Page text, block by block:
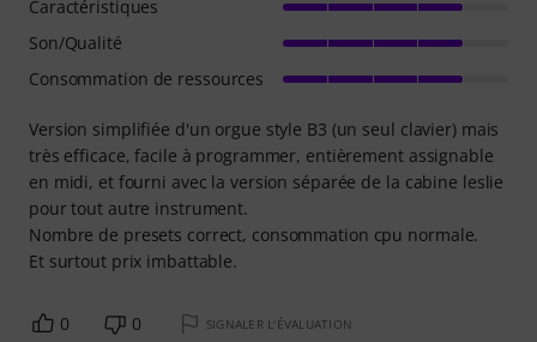
Version simplifiée d'un orgue style B3 (un seul clavier) mais
très efficace, facile à programmer, entièrement assignable
en midi, et fourni avec la version séparée de la cabine leslie
pour tout autre instrument.
Nombre de presets correct, consommation cpu normale.
Et surtout prix imbattable.
Caractéristiques
Son/Qualité
Consommation de ressources
0 0 SIGNALER L'ÉVALUATION